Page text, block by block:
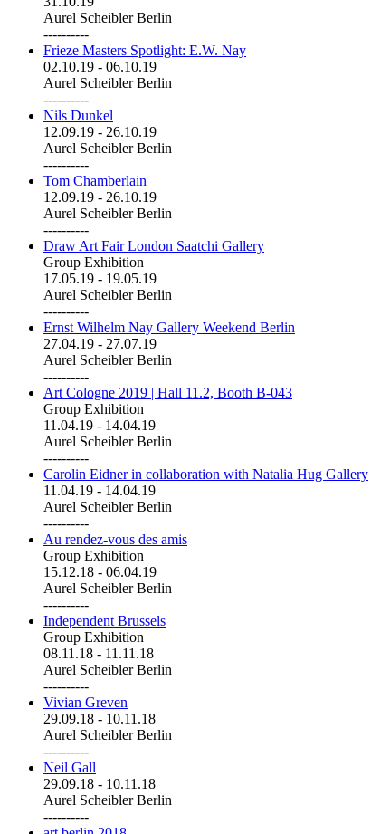
Aurel Scheibler Berlin
----------
Frieze Masters Spotlight: E.W. Nay
02.10.19 - 06.10.19
Aurel Scheibler Berlin
----------
Nils Dunkel
12.09.19 - 26.10.19
Aurel Scheibler Berlin
----------
Tom Chamberlain
12.09.19 - 26.10.19
Aurel Scheibler Berlin
----------
Draw Art Fair London Saatchi Gallery
Group Exhibition
17.05.19 - 19.05.19
Aurel Scheibler Berlin
----------
Ernst Wilhelm Nay Gallery Weekend Berlin
27.04.19 - 27.07.19
Aurel Scheibler Berlin
----------
Art Cologne 2019 | Hall 11.2, Booth B-043
Group Exhibition
11.04.19 - 14.04.19
Aurel Scheibler Berlin
----------
Carolin Eidner in collaboration with Natalia Hug Gallery
11.04.19 - 14.04.19
Aurel Scheibler Berlin
----------
Au rendez-vous des amis
Group Exhibition
15.12.18 - 06.04.19
Aurel Scheibler Berlin
----------
Independent Brussels
Group Exhibition
08.11.18 - 11.11.18
Aurel Scheibler Berlin
----------
Vivian Greven
29.09.18 - 10.11.18
Aurel Scheibler Berlin
----------
Neil Gall
29.09.18 - 10.11.18
Aurel Scheibler Berlin
----------